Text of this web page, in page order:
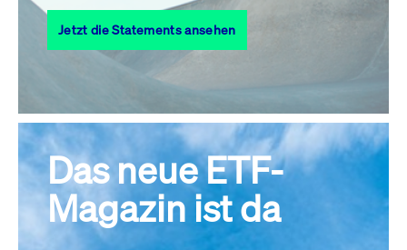
31
Alle Events
Jetzt die Statements ansehen
Das neue ETF-
Magazin ist da